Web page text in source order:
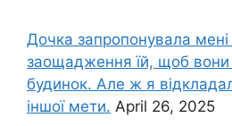
Дочка запpопонувала мені
заощадження їй, щоб вони
будинок. Але ж я
іншої мети. April 26, 2025